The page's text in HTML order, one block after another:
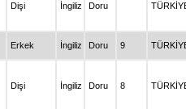
Dişi İngiliz Doru
Erkek İngiliz Doru 9
Dişi İngiliz Doru 8